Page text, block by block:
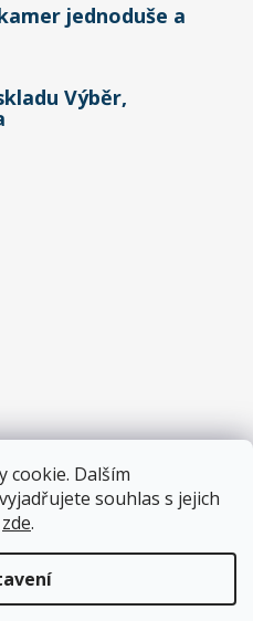
cookie. Dalším
souhlas s jejich
zde.
jednoduše a
Výběr,